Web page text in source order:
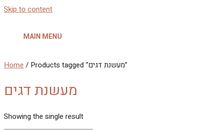
Skip to content
MAIN MENU
Home / Products tagged “מעשנת דגים”
מעשנת דגים
Showing the single result